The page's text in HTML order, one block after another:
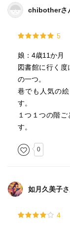
chibotherさ
5
娘：4歳11か月
図書館に行く
の一つ。
巷でも人気の
す。
１つ１つの階
す。
0
如月久美子
4